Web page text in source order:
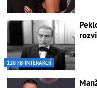
128 FB INTERAKCIÍ